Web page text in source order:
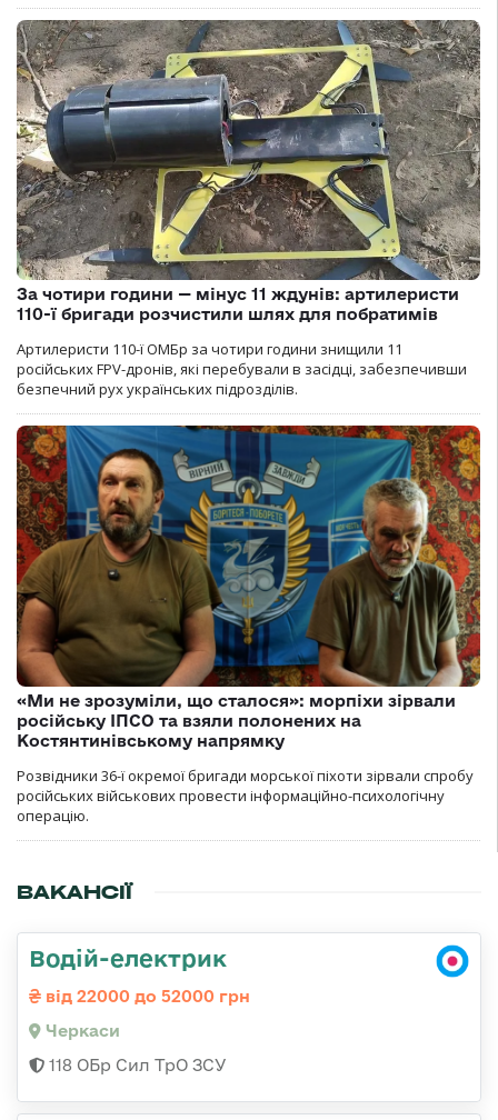
За чотири години — мінус 11 ждунів: артилеристи
110-ї бригади розчистили шлях для побратимів
Артилеристи 110-ї ОМБр за чотири години знищили 11
російських FPV-дронів, які перебували в засідці, забезпечивши
безпечний рух українських підрозділів.
«Ми не зрозуміли, що сталося»: морпіхи зірвали
російську ІПСО та взяли полонених на
Костянтинівському напрямку
Розвідники 36-ї окремої бригади морської піхоти зірвали спробу
російських військових провести інформаційно-психологічну
операцію.
ВАКАНСІЇ
Водій-електрик
від 22000 до 52000 грн
Черкаси
118 ОБр Сил ТрО ЗСУ